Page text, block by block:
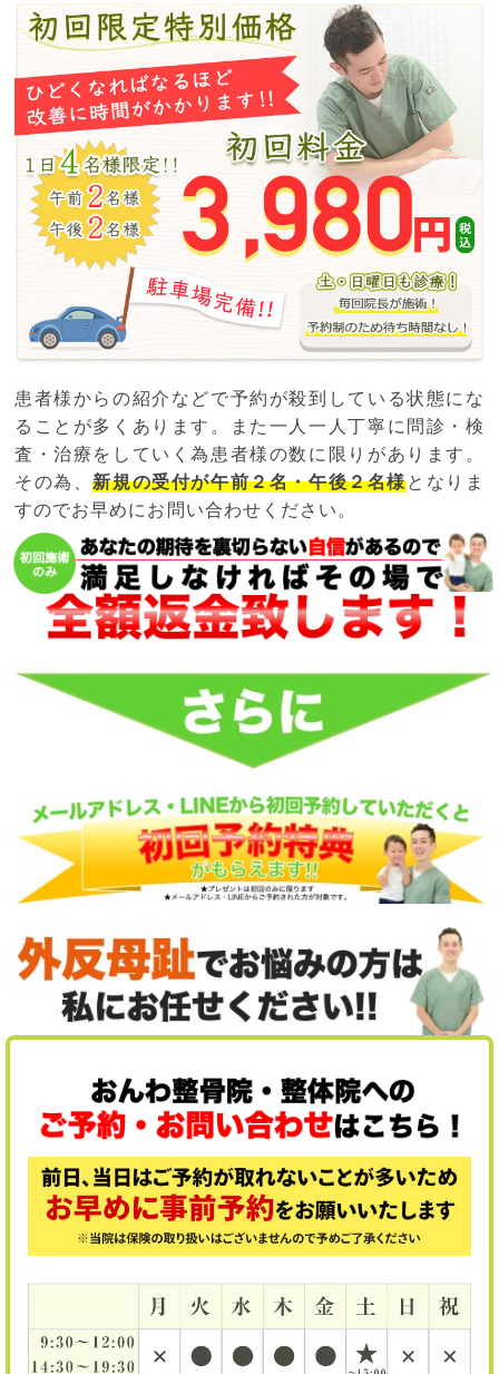
患者様からの紹介などで予約が殺到している状態にな
ることが多くあります。また一人一人丁寧に問診・検
査・治療をしていく為患者様の数に限りがあります。
その為、新規の受付が午前２名・午後２名様となりま
すのでお早めにお問い合わせください。